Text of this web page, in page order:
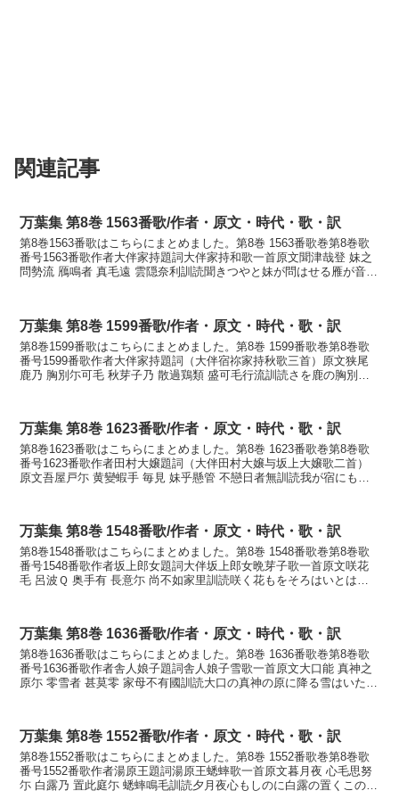
関連記事
万葉集 第8巻 1563番歌/作者・原文・時代・歌・訳
第8巻1563番歌はこちらにまとめました。第8巻 1563番歌巻第8巻歌
番号1563番歌作者大伴家持題詞大伴家持和歌一首原文聞津哉登 妹之
問勢流 鴈鳴者 真毛遠 雲隠奈利訓読聞きつやと妹が問はせる雁が音は
万葉集 第8巻 1599番歌/作者・原文・時代・歌・訳
第8巻1599番歌はこちらにまとめました。第8巻 1599番歌巻第8巻歌
番号1599番歌作者大伴家持題詞（大伴宿祢家持秋歌三首）原文狭尾
鹿乃 胸別尓可毛 秋芽子乃 散過鶏類 盛可毛行流訓読さを鹿の胸別け
万葉集 第8巻 1623番歌/作者・原文・時代・歌・訳
第8巻1623番歌はこちらにまとめました。第8巻 1623番歌巻第8巻歌
番号1623番歌作者田村大嬢題詞（大伴田村大嬢与坂上大嬢歌二首）
原文吾屋戸尓 黄變蝦手 毎見 妹乎懸管 不戀日者無訓読我が宿にもみ
万葉集 第8巻 1548番歌/作者・原文・時代・歌・訳
第8巻1548番歌はこちらにまとめました。第8巻 1548番歌巻第8巻歌
番号1548番歌作者坂上郎女題詞大伴坂上郎女晩芽子歌一首原文咲花
毛 呂波Ｑ 奥手有 長意尓 尚不如家里訓読咲く花もをそろはいとはし
万葉集 第8巻 1636番歌/作者・原文・時代・歌・訳
第8巻1636番歌はこちらにまとめました。第8巻 1636番歌巻第8巻歌
番号1636番歌作者舎人娘子題詞舎人娘子雪歌一首原文大口能 真神之
原尓 零雪者 甚莫零 家母不有國訓読大口の真神の原に降る雪はいたく
万葉集 第8巻 1552番歌/作者・原文・時代・歌・訳
第8巻1552番歌はこちらにまとめました。第8巻 1552番歌巻第8巻歌
番号1552番歌作者湯原王題詞湯原王蟋蟀歌一首原文暮月夜 心毛思努
尓 白露乃 置此庭尓 蟋蟀鳴毛訓読夕月夜心もしのに白露の置くこの庭